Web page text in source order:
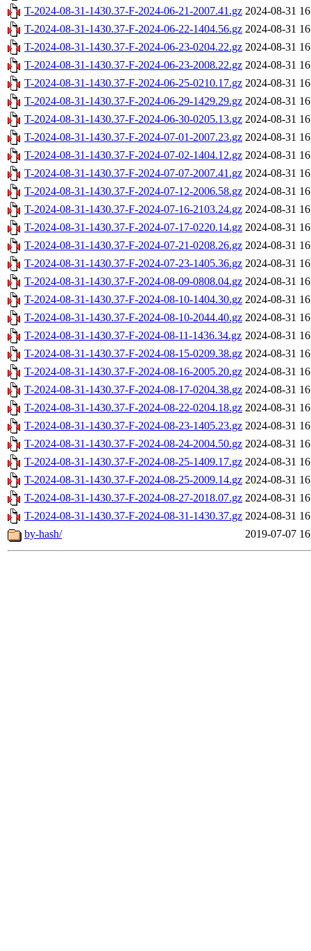
T-2024-08-31-1430.37-F-2024-06-21-2007.41.gz 2024-08-31
T-2024-08-31-1430.37-F-2024-06-22-1404.56.gz 2024-08-31
T-2024-08-31-1430.37-F-2024-06-23-0204.22.gz 2024-08-31
T-2024-08-31-1430.37-F-2024-06-23-2008.22.gz 2024-08-31
T-2024-08-31-1430.37-F-2024-06-25-0210.17.gz 2024-08-31
T-2024-08-31-1430.37-F-2024-06-29-1429.29.gz 2024-08-31
T-2024-08-31-1430.37-F-2024-06-30-0205.13.gz 2024-08-31
T-2024-08-31-1430.37-F-2024-07-01-2007.23.gz 2024-08-31
T-2024-08-31-1430.37-F-2024-07-02-1404.12.gz 2024-08-31
T-2024-08-31-1430.37-F-2024-07-07-2007.41.gz 2024-08-31
T-2024-08-31-1430.37-F-2024-07-12-2006.58.gz 2024-08-31
T-2024-08-31-1430.37-F-2024-07-16-2103.24.gz 2024-08-31
T-2024-08-31-1430.37-F-2024-07-17-0220.14.gz 2024-08-31
T-2024-08-31-1430.37-F-2024-07-21-0208.26.gz 2024-08-31
T-2024-08-31-1430.37-F-2024-07-23-1405.36.gz 2024-08-31
T-2024-08-31-1430.37-F-2024-08-09-0808.04.gz 2024-08-31
T-2024-08-31-1430.37-F-2024-08-10-1404.30.gz 2024-08-31
T-2024-08-31-1430.37-F-2024-08-10-2044.40.gz 2024-08-31
T-2024-08-31-1430.37-F-2024-08-11-1436.34.gz 2024-08-31
T-2024-08-31-1430.37-F-2024-08-15-0209.38.gz 2024-08-31
T-2024-08-31-1430.37-F-2024-08-16-2005.20.gz 2024-08-31
T-2024-08-31-1430.37-F-2024-08-17-0204.38.gz 2024-08-31
T-2024-08-31-1430.37-F-2024-08-22-0204.18.gz 2024-08-31
T-2024-08-31-1430.37-F-2024-08-23-1405.23.gz 2024-08-31
T-2024-08-31-1430.37-F-2024-08-24-2004.50.gz 2024-08-31
T-2024-08-31-1430.37-F-2024-08-25-1409.17.gz 2024-08-31
T-2024-08-31-1430.37-F-2024-08-25-2009.14.gz 2024-08-31
T-2024-08-31-1430.37-F-2024-08-27-2018.07.gz 2024-08-31
T-2024-08-31-1430.37-F-2024-08-31-1430.37.gz 2024-08-31
by-hash/
2019-07-07